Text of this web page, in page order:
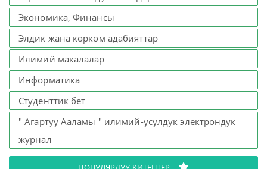
Экономика, Финансы
Элдик жана көркөм адабияттар
Илимий макалалар
Информатика
Студенттик бет
" Агартуу Ааламы " илимий-усулдук электрондук
журнал